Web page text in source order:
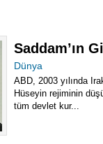
Saddam’ın
Dünya
ABD, 2003 yılında
Hüseyin rejiminin
tüm devlet kur...